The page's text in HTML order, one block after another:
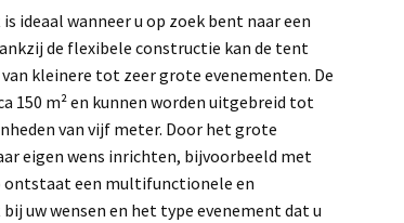
ideaal wanneer u op zoek bent naar een
de flexibele constructie kan de tent
kleinere tot zeer grote evenementen. De
150 m² en kunnen worden uitgebreid tot
van vijf meter. Door het grote
eigen wens inrichten, bijvoorbeeld met
ontstaat een multifunctionele en
uw wensen en het type evenement dat u